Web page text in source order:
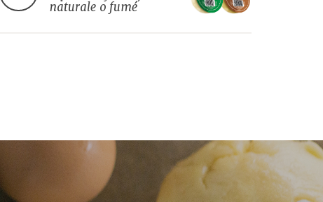
naturale o fumé